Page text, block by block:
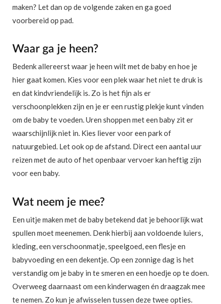
maken? Let dan op de volgende zaken en ga goed
voorbereid op pad.
Waar ga je heen?
Bedenk allereerst waar je heen wilt met de baby en hoe je
hier gaat komen. Kies voor een plek waar het niet te druk is
en dat kindvriendelijk is. Zo is het fijn als er
verschoonplekken zijn en je er een rustig plekje kunt vinden
om de baby te voeden. Uren shoppen met een baby zit er
waarschijnlijk niet in. Kies liever voor een park of
natuurgebied. Let ook op de afstand. Direct een aantal uur
reizen met de auto of het openbaar vervoer kan heftig zijn
voor een baby.
Wat neem je mee?
Een uitje maken met de baby betekend dat je behoorlijk wat
spullen moet meenemen. Denk hierbij aan voldoende luiers,
kleding, een verschoonmatje, speelgoed, een flesje en
babyvoeding en een dekentje. Op een zonnige dag is het
verstandig om je baby in te smeren en een hoedje op te doen.
Overweeg daarnaast om een kinderwagen én draagzak mee
te nemen. Zo kun je afwisselen tussen deze twee opties.